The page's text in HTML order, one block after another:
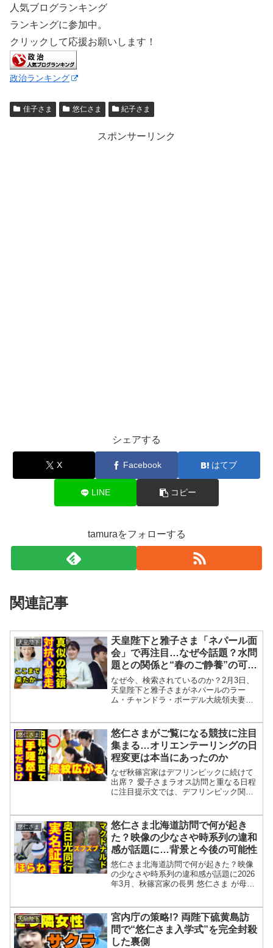
人気ブログランキング
ランキングに参加中。
クリックして応援お願いします！
政治ランキング
佳子さま 悠仁さま 紀子さま
スポンサーリンク
シェアする
X Facebook はてブ
LINE コピー
tamuraをフォローする
関連記事
天皇陛下
天皇陛下と雅子さま「ネパール面
会」で再注目…なぜ今話題？水問
題との関係と“春のご静養”の可能
性は
なぜ今、検索されているのか？2月3日、
天皇陛下と雅子さまがネパールのラー
ム・チャンドラ・ポーデル大統領夫妻と
ルが話題？」「天皇陛下とネパールの関
係とは？」「水問題との関...
悠仁さま
悠仁さまがご覧になる競技に注目
集まる…オリエンテーリングの日
程変更は本当にあったのか
なぜ秋篠宮家はデフリンピックに続けて
出席？ 愛子さまラオス訪問と重なる日程
に注目提示文では、デフリンピック関連
の行動意図などが論じられている。さら
に、競技日程が変更され...
悠仁さま
悠仁さま北海道訪問で何が起き
た？映像の少なさや時系列の違和
感が話題に…背景と今後の可能性
悠仁さま北海道訪問で何が起きた？映像
の少なさや時系列の違和感が話題に2026
年3月、秋篠宮家の長男 悠仁さま が母の
の関連行事などに出席されました。しか
し今回の訪問...
天皇陛下
宮内庁の策略!? 両陛下硫黄島訪
問で“悠仁さま入学式”を完全封殺
した裏側